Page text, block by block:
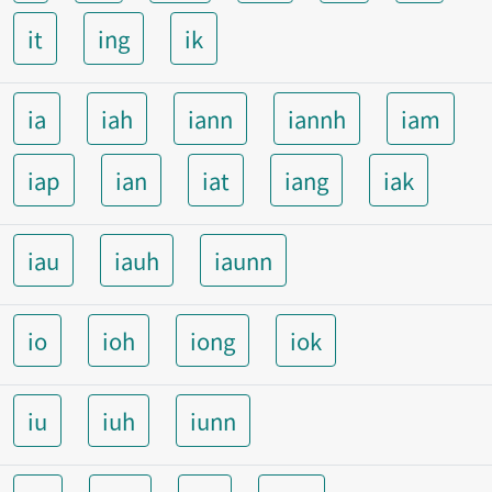
it ing ik
ia iah iann iannh
iam
iap
ian iat iang iak
iau iauh iaunn
io ioh iong iok
iu iuh iunn